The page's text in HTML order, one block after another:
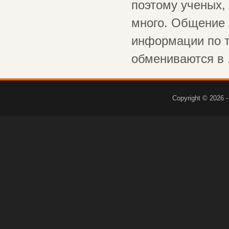
поэтому
много. Общение
информации по
обмениваются в
Copyright © 2026